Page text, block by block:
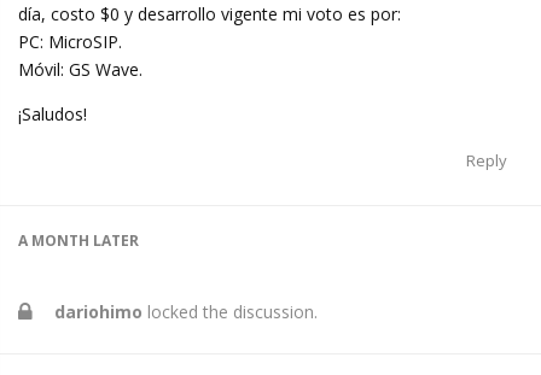
día, costo $0 y desarrollo vigente mi voto es por:
PC: MicroSIP.
Móvil: GS Wave.
¡Saludos!
Reply
A MONTH LATER
dariohimo locked the discussion.